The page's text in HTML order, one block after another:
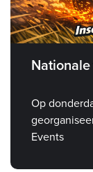
Op
Events